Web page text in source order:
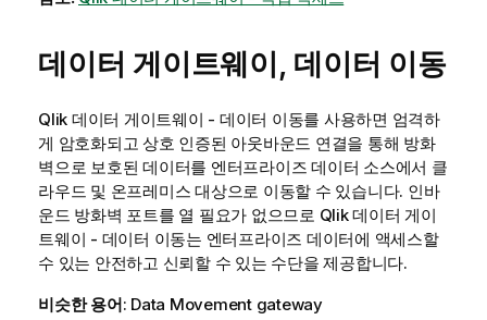
데이터 게이트웨이, 데이터 이동
Qlik 데이터 게이트웨이 - 데이터 이동를 사용하면 엄격하
게 암호화되고 상호 인증된 아웃바운드 연결을 통해 방화
벽으로 보호된 데이터를 엔터프라이즈 데이터 소스에서 클
라우드 및 온프레미스 대상으로 이동할 수 있습니다. 인바
운드 방화벽 포트를 열 필요가 없으므로 Qlik 데이터 게이
트웨이 - 데이터 이동는 엔터프라이즈 데이터에 액세스할
수 있는 안전하고 신뢰할 수 있는 수단을 제공합니다.
비슷한 용어: Data Movement gateway